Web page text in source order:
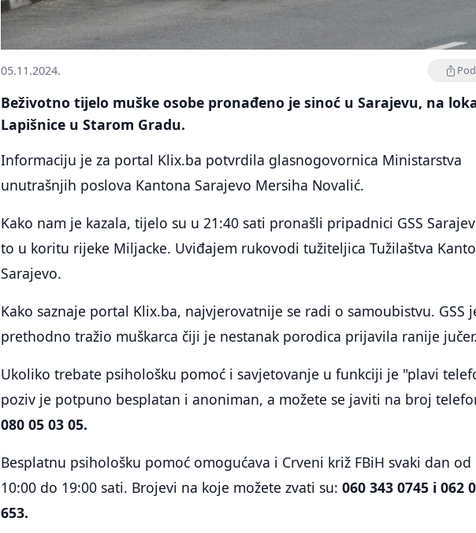
05.11.2024.
Beživotno tijelo muške osobe pronađeno je sinoć u Sarajevu, na
Lapišnice u Starom Gradu.
Informaciju je za portal Klix.ba potvrdila glasnogovornica Ministarstva
unutrašnjih poslova Kantona Sarajevo Mersiha Novalić.
Kako nam je kazala, tijelo su u 21:40 sati pronašli pripadnici GSS
to u koritu rijeke Miljacke. Uviđajem rukovodi tužiteljica Tužilaštva
Sarajevo.
Kako saznaje portal Klix.ba, najvjerovatnije se radi o samoubistvu. GSS
prethodno tražio muškarca čiji je nestanak porodica prijavila ranije jučer.
Ukoliko trebate psihološku pomoć i savjetovanje u funkciji je "plavi
poziv je potpuno besplatan i anoniman, a možete se javiti na broj
080 05 03 05.
Besplatnu psihološku pomoć omogućava i Crveni križ FBiH svaki dan od
10:00 do 19:00 sati. Brojevi na koje možete zvati su:060 343 0745 i 062
653.